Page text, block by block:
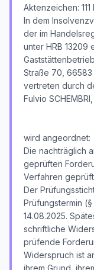
Aktenzeichen:
In dem
der im
unter HRB 13209
Straße 70,
vertreten durch
Fulvio SCHEMBRI,
wird angeordnet:
Die nachträglich
geprüften
Verfahren geprüft
Der
Prüfungstermin
14.08.2025.
schriftliche
prüfende
Widerspruch ist
ihrem Grund,